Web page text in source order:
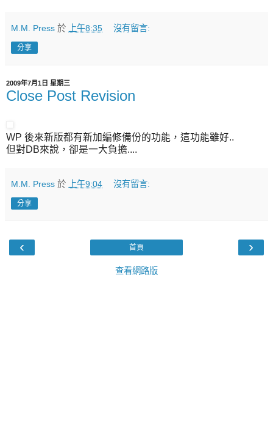
M.M. Press 於 上午8:35 沒有留言:
分享
2009年7月1日 星期三
Close Post Revision
WP 後來新版都有新加編修備份的功能，這功能雖好..
但對DB來說，卻是一大負擔....
M.M. Press 於 上午9:04 沒有留言:
分享
‹ ›
首頁
查看網路版